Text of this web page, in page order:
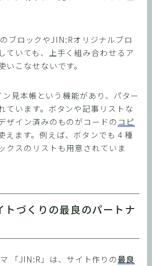
ブロックやJIN:Rオリジナルブロ
ていても、上手く組み合わせるア
いこなせないです。
見本帳という機能があり、パター
ています。ボタンや記事リストな
ザイン済みのものがコードの コピ
えます。例えば、ボタンでも４種
クスのリストも用意されていま
トづくりの最良のパートナ
「JIN:R」は、サイト作りの最良